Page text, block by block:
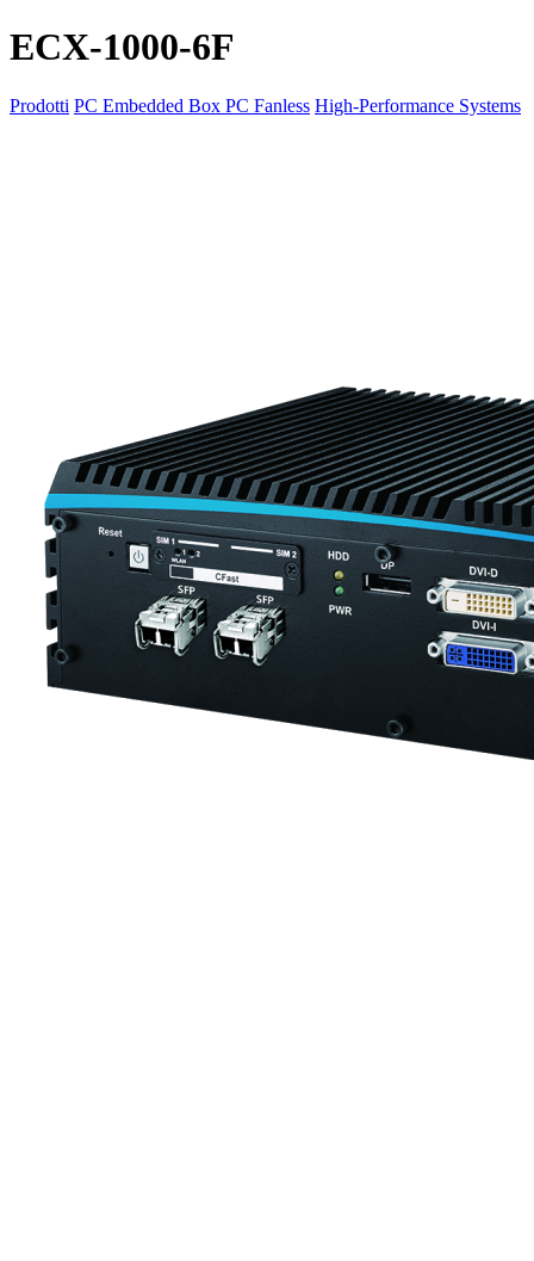
ECX-1000-6F
Prodotti PC Embedded Box PC Fanless High-Performance Systems